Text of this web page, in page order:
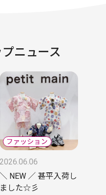
ニュース
2026.06.06
＼ NEW ／ 甚平入荷し
ました☆彡